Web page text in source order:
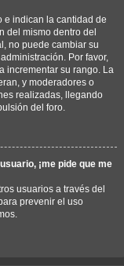
e indican la cantidad de
del mismo dentro del
no puede cambiar su
Por favor,
incrementar su rango. La
y moderadores o
realizadas, llegando
del foro.
¡me pide que me
usuarios a través del
prevenir el uso